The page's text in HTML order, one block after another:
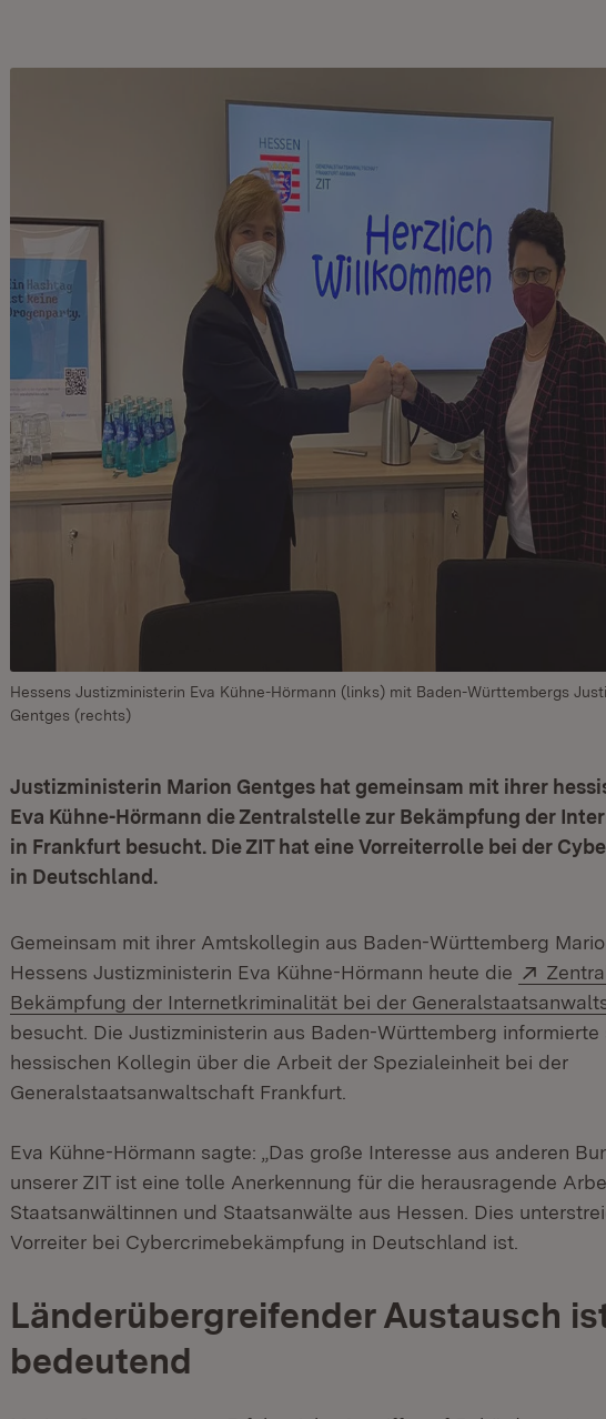
Hessens Justizministerin Eva Kühne-Hörmann (links) mit Baden-Württembergs
Gentges (rechts)
Justizministerin Marion Gentges hat gemeinsam mit ihrer
Eva Kühne-Hörmann die Zentralstelle zur Bekämpfung der
in Frankfurt besucht. Die ZIT hat eine Vorreiterrolle bei der
in Deutschland.
Gemeinsam mit ihrer Amtskollegin aus Baden-Württemberg
Hessens Justizministerin Eva Kühne-Hörmann heute die
Bekämpfung der Internetkriminalität bei der
besucht. Die Justizministerin aus Baden-Württemberg informierte
hessischen Kollegin über die Arbeit der Spezialeinheit bei der
Generalstaatsanwaltschaft Frankfurt.
Eva Kühne-Hörmann sagte: „Das große Interesse aus anderen
unserer ZIT ist eine tolle Anerkennung für die herausragende
Staatsanwältinnen und Staatsanwälte aus Hessen. Dies
Vorreiter bei Cybercrimebekämpfung in Deutschland ist.
Länderübergreifender Austausch
bedeutend